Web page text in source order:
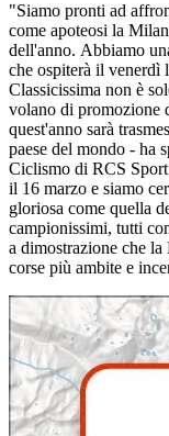
"Siamo pronti ad
come apoteosi la
dell'anno. Abbiamo
che ospiterà il venerdì
Classicissima non è
volano di promozione
quest'anno sarà
paese del mondo - ha
Ciclismo di RCS
il 16 marzo e siamo
gloriosa come quella
campionissimi, tutti
a dimostrazione che
corse più ambite e